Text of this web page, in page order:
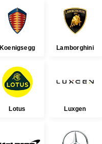
Koenigsegg Lamborghini
Lotus Luxgen